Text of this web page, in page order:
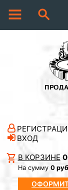
ВХОД
В КОРЗИНЕ 0
На сумму 0